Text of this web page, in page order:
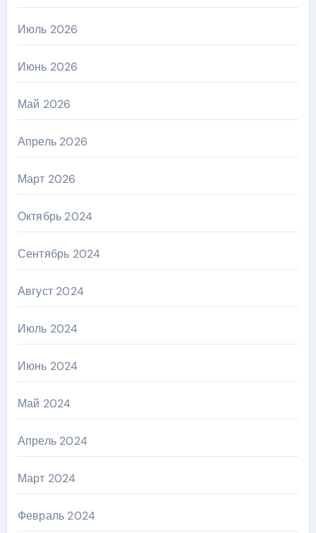
Июль 2026
Июнь 2026
Май 2026
Апрель 2026
Март 2026
Октябрь 2024
Сентябрь 2024
Август 2024
Июль 2024
Июнь 2024
Май 2024
Апрель 2024
Март 2024
Февраль 2024